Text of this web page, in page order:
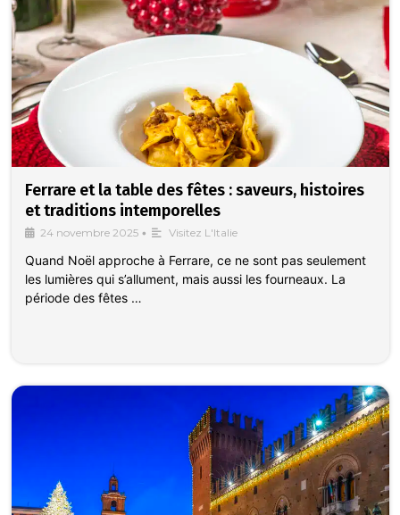
Ferrare et la table des fêtes : saveurs, histoires
et traditions intemporelles
24 novembre 2025 • Visitez L'Italie
Quand Noël approche à Ferrare, ce ne sont pas seulement
les lumières qui s’allument, mais aussi les fourneaux. La
période des fêtes …